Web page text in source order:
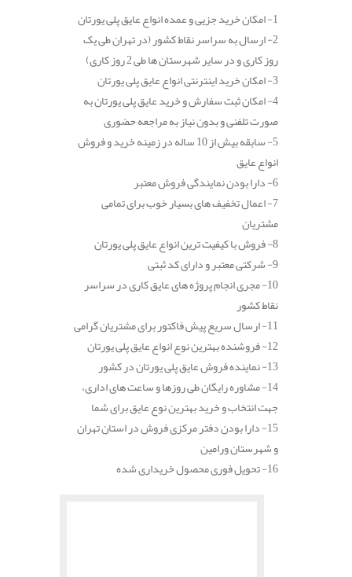
1- امکان خرید جزیی و عمده انواع عایق پلی یورتان
2- ارسال به سراسر نقاط کشور (در تهران طی یک
روز کاری و در سایر شهرستان ها طی 2 روز کاری)
3- امکان خرید اینترنتی انواع عایق پلی یورتان
4- امکان ثبت سفارش و خرید عایق پلی یورتان به
صورت تلفنی و بدون نیاز به مراجعه حضوری
5- سابقه بیش از 10 ساله در زمینه خرید و فروش
انواع عایق
6- دارا بودن نمایندگی فروش معتبر
7- اعمال تخفیف های بسیار خوب برای تمامی
مشتریان
8- فروش با کیفیت ترین انواع عایق پلی یورتان
9- شرکتی معتبر و دارای کد ثبتی
10- مجری انجام پروژه های عایق کاری در سراسر
نقاط کشور
11- ارسال سریع پیش فاکتور برای مشتریان گرامی
12- فروشنده بهترین نوع انواع عایق پلی یورتان
13- نماینده فروش عایق پلی یورتان در کشور
14- مشاوره رایگان طی روزها و ساعت های اداری،
جهت انتخاب و خرید بهترین نوع عایق برای شما
15- دارا بودن دفتر مرکزی فروش در استان تهران
و شهرستان ورامین
16- تحویل فوری محصول خریداری شده